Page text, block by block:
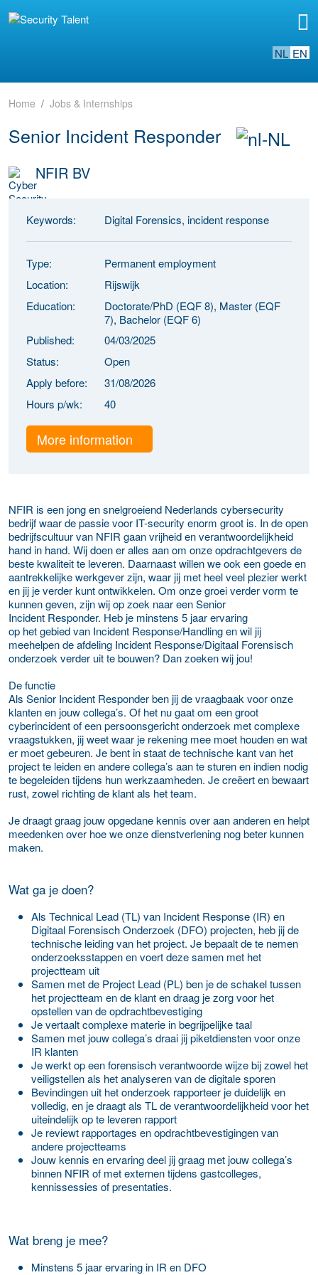
NL EN
Home Jobs & Internships
Senior Incident Responder
NFIR BV
Keywords: Digital Forensics, incident response
Type:
Permanent employment
Location:
Rijswijk
Education:
Doctorate/PhD (EQF 8), Master (EQF
7), Bachelor (EQF 6)
Published:
04/03/2025
Status:
Open
Apply before:
31/08/2026
Hours p/wk:
40
More information
NFIR is een jong en snelgroeiend Nederlands cybersecurity
bedrijf waar de passie voor IT-security enorm groot is. In de open
bedrijfscultuur van NFIR gaan vrijheid en verantwoordelijkheid
hand in hand. Wij doen er alles aan om onze opdrachtgevers de
beste kwaliteit te leveren. Daarnaast willen we ook een goede en
aantrekkelijke werkgever zijn, waar jij met heel veel plezier werkt
en jij je verder kunt ontwikkelen. Om onze groei verder vorm te
kunnen geven, zijn wij op zoek naar een Senior
Incident Responder. Heb je minstens 5 jaar ervaring
op het gebied van Incident Response/Handling en wil jij
meehelpen de afdeling Incident Response/Digitaal Forensisch
onderzoek verder uit te bouwen? Dan zoeken wij jou!
De functie
Als Senior Incident Responder ben jij de vraagbaak voor onze
klanten en jouw collega’s. Of het nu gaat om een groot
cyberincident of een persoonsgericht onderzoek met complexe
vraagstukken, jij weet waar je rekening mee moet houden en wat
er moet gebeuren. Je bent in staat de technische kant van het
project te leiden en andere collega’s aan te sturen en indien nodig
te begeleiden tijdens hun werkzaamheden. Je creëert en bewaart
rust, zowel richting de klant als het team.
Je draagt graag jouw opgedane kennis over aan anderen en helpt
meedenken over hoe we onze dienstverlening nog beter kunnen
maken.
Wat ga je doen?
Als Technical Lead (TL) van Incident Response (IR) en
Digitaal Forensisch Onderzoek (DFO) projecten, heb jij de
technische leiding van het project. Je bepaalt de te nemen
onderzoeksstappen en voert deze samen met het
projectteam uit
Samen met de Project Lead (PL) ben je de schakel tussen
het projectteam en de klant en draag je zorg voor het
opstellen van de opdrachtbevestiging
Je vertaalt complexe materie in begrijpelijke taal
Samen met jouw collega’s draai jij piketdiensten voor onze
IR klanten
Je werkt op een forensisch verantwoorde wijze bij zowel het
veiligstellen als het analyseren van de digitale sporen
Bevindingen uit het onderzoek rapporteer je duidelijk en
volledig, en je draagt als TL de verantwoordelijkheid voor het
uiteindelijk op te leveren rapport
Je reviewt rapportages en opdrachtbevestigingen van
andere projectteams
Jouw kennis en ervaring deel jij graag met jouw collega’s
binnen NFIR of met externen tijdens gastcolleges,
kennissessies of presentaties.
Wat breng je mee?
Minstens 5 jaar ervaring in IR en DFO